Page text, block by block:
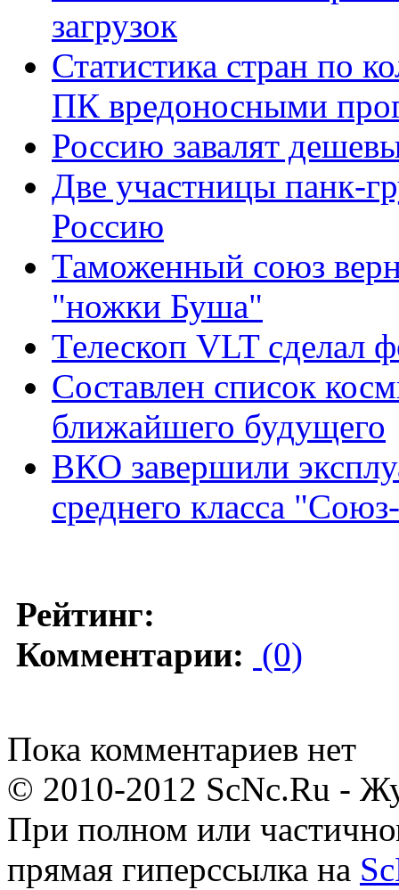
загрузок
Статистика стран по
ПК вредоносными
Россию завалят
Две участницы панк-
Россию
Таможенный союз
"ножки Буша"
Телескоп VLT сделал
Составлен список
ближайшего будущего
ВКО завершили
среднего класса
Рейтинг:
Комментарии: (0)
Пока комментариев нет
© 2010-2012 ScNc.Ru -
При полном или
прямая гиперссылка на